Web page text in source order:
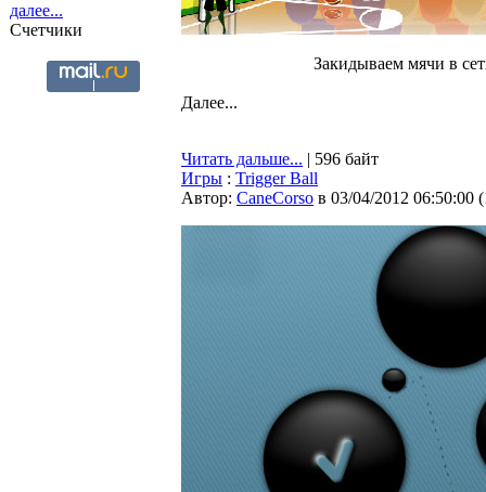
далее...
Счетчики
Закидываем мячи в
Далее...
Читать дальше... | 596 байт
Игры : Trigger Ball
Автор: CaneCorso в 03/04/2012 06:50:00 (